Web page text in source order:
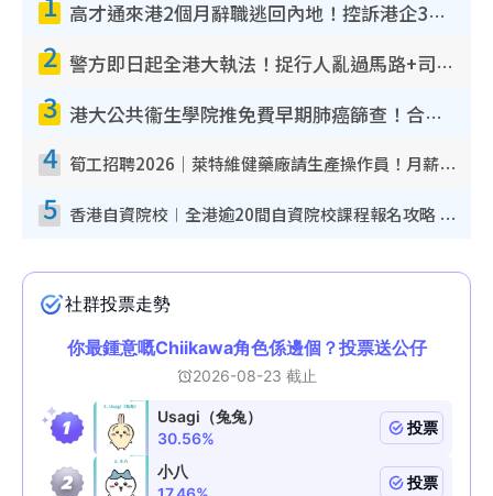
高才通來港2個月辭職逃回內地！控訴港企3宗罪 歎微管理極窒息
2 警方即日起全港大執法！捉行人亂過馬路+司機不專注駕駛！亂過馬路罰$2000
3 港大公共衞生學院推免費早期肺癌篩查！合資格人士將獲全額資助定期血液化驗／電腦斷層掃描／風險評估
4 筍工招聘2026｜萊特維健藥廠請生產操作員！月薪高達$1.7萬 冷氣廠房/五天工作/保證雙糧
5 香港自資院校︱全港逾20間自資院校課程報名攻略 留位費可退/申請日期/報名連結